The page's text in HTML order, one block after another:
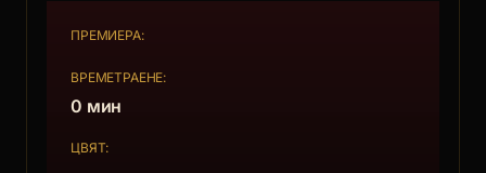
ПРЕМИЕРА:
ВРЕМЕТРАЕНЕ:
0 мин
ЦВЯТ: